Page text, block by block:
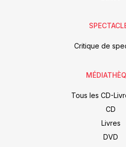
Critique de
Tous les CD-
CD
Livres
DVD